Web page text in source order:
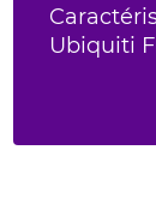
Ubiquiti